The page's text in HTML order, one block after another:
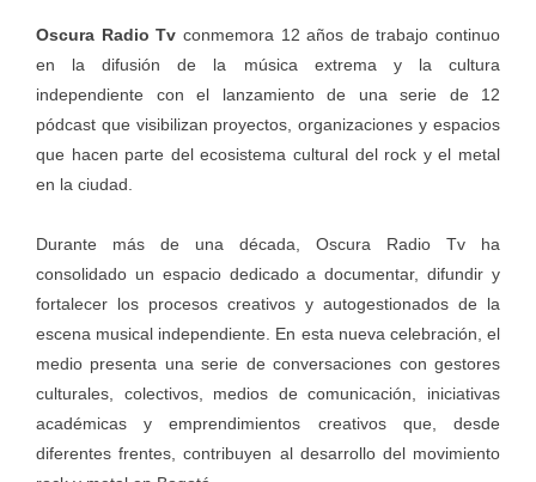
Oscura Radio Tv conmemora 12 años de trabajo continuo
en la difusión de la música extrema y la cultura
independiente con el lanzamiento de una serie de 12
pódcast que visibilizan proyectos, organizaciones y espacios
que hacen parte del ecosistema cultural del rock y el metal
en la ciudad.
Durante más de una década, Oscura Radio Tv ha
consolidado un espacio dedicado a documentar, difundir y
fortalecer los procesos creativos y autogestionados de la
escena musical independiente. En esta nueva celebración, el
medio presenta una serie de conversaciones con gestores
culturales, colectivos, medios de comunicación, iniciativas
académicas y emprendimientos creativos que, desde
diferentes frentes, contribuyen al desarrollo del movimiento